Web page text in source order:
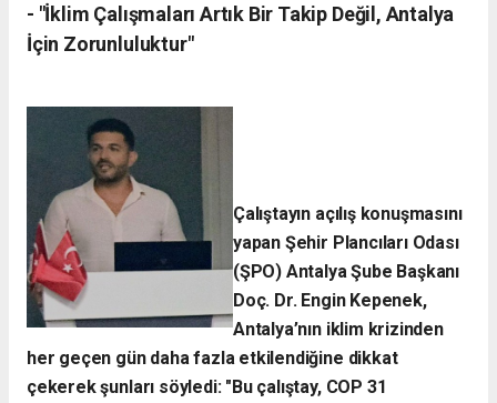
- ​"İklim Çalışmaları Artık Bir Takip Değil, Antalya
İçin Zorunluluktur"
Çalıştayın açılış konuşmasını
yapan Şehir Plancıları Odası
(ŞPO) Antalya Şube Başkanı
Doç. Dr. Engin Kepenek,
Antalya’nın iklim krizinden
her geçen gün daha fazla etkilendiğine dikkat
çekerek şunları söyledi: ​"Bu çalıştay, COP 31